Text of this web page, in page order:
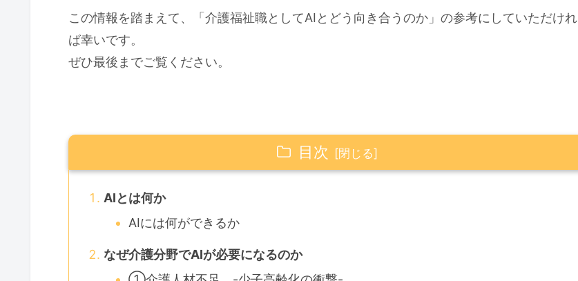
この情報を踏まえて、「介護福祉職としてAIとどう向き合うのか」の参考にしていただけれ
ば幸いです。
ぜひ最後までご覧ください。
目次
AIとは何か
AIには何ができるか
なぜ介護分野でAIが必要になるのか